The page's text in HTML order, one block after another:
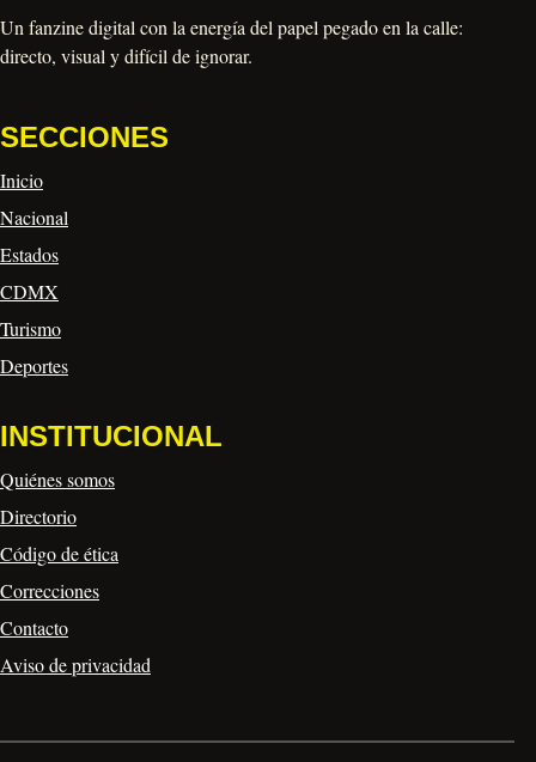
Un fanzine digital con la energía del papel pegado en la calle:
directo, visual y difícil de ignorar.
SECCIONES
Inicio
Nacional
Estados
CDMX
Turismo
Deportes
INSTITUCIONAL
Quiénes somos
Directorio
Código de ética
Correcciones
Contacto
Aviso de privacidad